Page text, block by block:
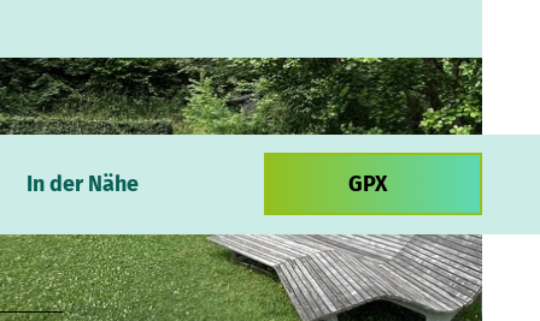
In der Nähe GPX